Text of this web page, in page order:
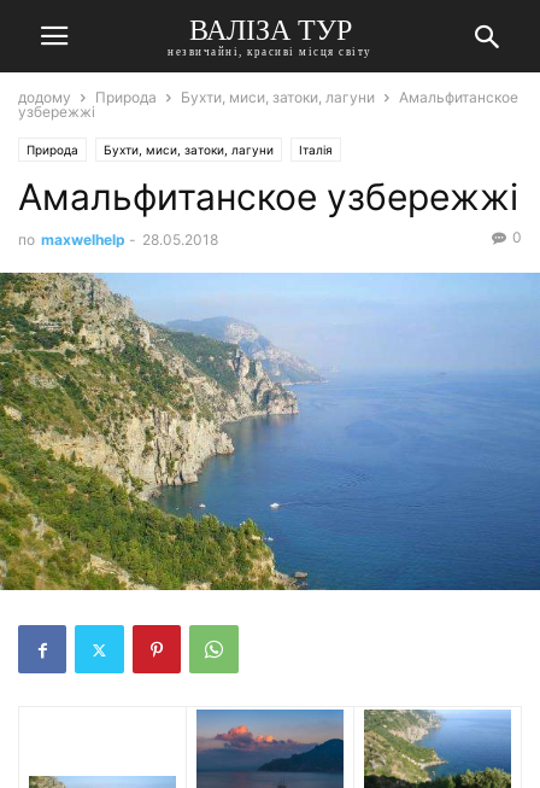
ВАЛІЗА ТУР
незвичайні, красиві місця світу
додому Природа Бухти, миси, затоки, лагуни
Амальфитанское
узбережжі
Природа Бухти, миси, затоки, лагуни Італія
Амальфитанское узбережжі
по maxwelhelp - 28.05.2018 0